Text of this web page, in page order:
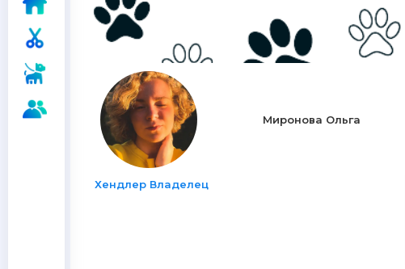
Миронова Ольга
Хендлер Владелец